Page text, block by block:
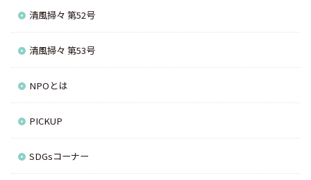
清風掃々 第52号
清風掃々 第53号
NPOとは
PICKUP
SDGsコーナー